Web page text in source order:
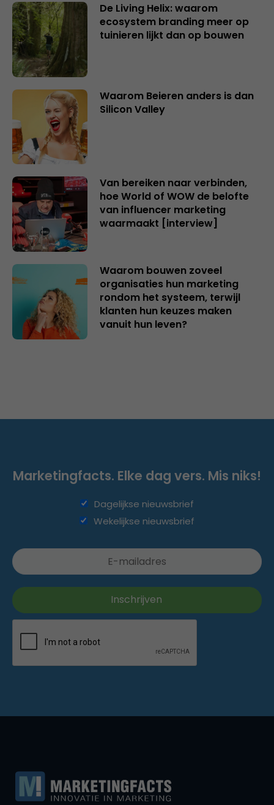
De Living Helix: waarom
ecosystem branding meer op
tuinieren lijkt dan op bouwen
Waarom Beieren anders is dan
Silicon Valley
Van bereiken naar verbinden,
hoe World of WOW de belofte
van influencer marketing
waarmaakt [interview]
Waarom bouwen zoveel
organisaties hun marketing
rondom het systeem, terwijl
klanten hun keuzes maken
vanuit hun leven?
Marketingfacts. Elke dag vers. Mis niks!
Dagelijkse nieuwsbrief
Wekelijkse nieuwsbrief